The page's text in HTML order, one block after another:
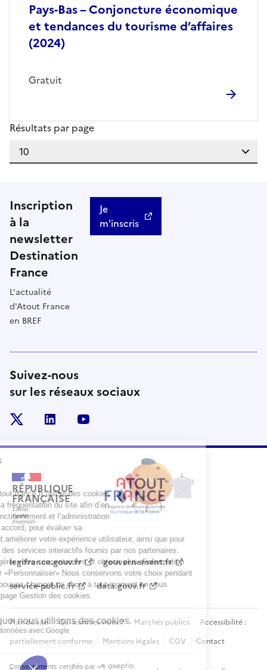
Pays-Bas – Conjoncture économique
et tendances du tourisme d’affaires
(2024)
Gratuit
Résultats par page
Inscription
à la
newsletter
Destination
France
L'actualité
d'Atout France
en BREF
Je
m'inscris
Suivez-nous
sur les réseaux sociaux
linkedin
RÉPUBLIQUE
FRANÇAISE
legifrance.gouv.fr
gouvernement.fr
service-public.fr
data.gouv.fr
Plan du site Qui sommes-nous ? Marchés publics
Accessibilité :
partiellement conforme
Mentions légales CGV Contact